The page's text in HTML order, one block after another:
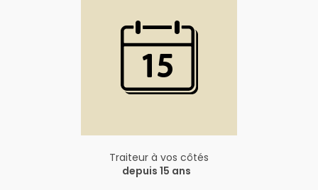
Traiteur à vos côtés
depuis 15 ans